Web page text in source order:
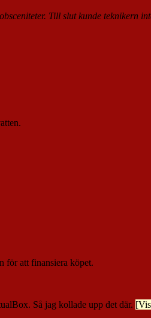
Till slut kunde teknikern
för att finansiera köpet.
Så jag kollade upp det där.